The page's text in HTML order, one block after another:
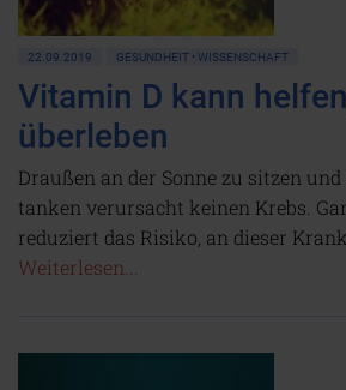
22.09.2019 GESUNDHEIT • WISSENSCHAFT
Vitamin D kann
überleben
Draußen an der Sonne zu sitzen
tanken verursacht keinen Krebs.
reduziert das Risiko, an dieser
Weiterlesen...